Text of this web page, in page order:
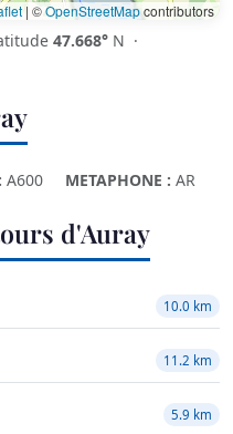
| ©OpenStreetMapcontributors
47.668° N ·
A600 METAPHONE : AR
d'Auray
10.0 km
11.2 km
5.9 km